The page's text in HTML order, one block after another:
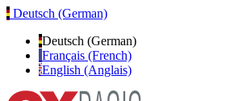
Deutsch (German)
Deutsch (German)
Français (French)
English (Anglais)